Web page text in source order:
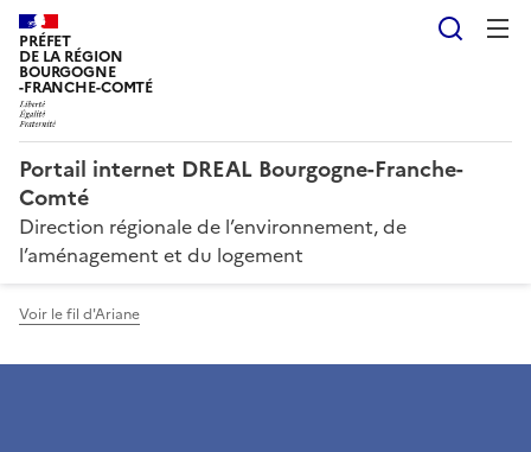
PRÉFET
DE LA RÉGION
BOURGOGNE
-FRANCHE-COMTÉ
Portail internet DREAL Bourgogne-Franche-
Comté
Direction régionale de l’environnement, de
l’aménagement et du logement
Voir le fil d'Ariane